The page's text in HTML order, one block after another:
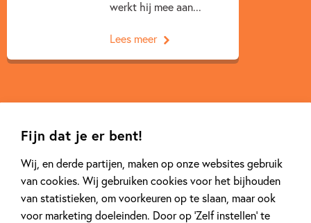
Fijn dat je er bent!
Wij, en derde partijen, maken op onze websites gebruik
van cookies. Wij gebruiken cookies voor het bijhouden
van statistieken, om voorkeuren op te slaan, maar ook
voor marketing doeleinden. Door op ‘Zelf instellen’ te
werkt hij mee aan...
Lees meer
Andere boeken uit de serie 'Het
kleine slechte boek'